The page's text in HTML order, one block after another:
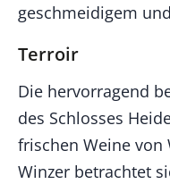
geschmeidigem
Terroir
Die hervorragend
des Schlosses
frischen Weine von
Winzer betrachtet